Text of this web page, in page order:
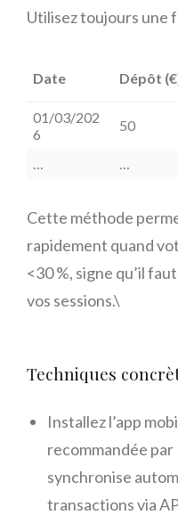
Utilisez toujours une
Date Dépôt
01/03/202
6
50
Cette méthode
rapidement quand
<30 %, signe qu’il
vos sessions.\
Techniques
Installez l’app
recommandée
synchronise
transactions via